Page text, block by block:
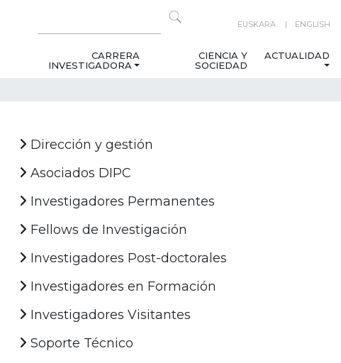
EUSKARA ENGLISH
CARRERA
INVESTIGADORA
CIENCIA Y
SOCIEDAD
ACTUALIDAD
Dirección y gestión
Asociados DIPC
Investigadores Permanentes
Fellows de Investigación
Investigadores Post-doctorales
Investigadores en Formación
Investigadores Visitantes
Soporte Técnico